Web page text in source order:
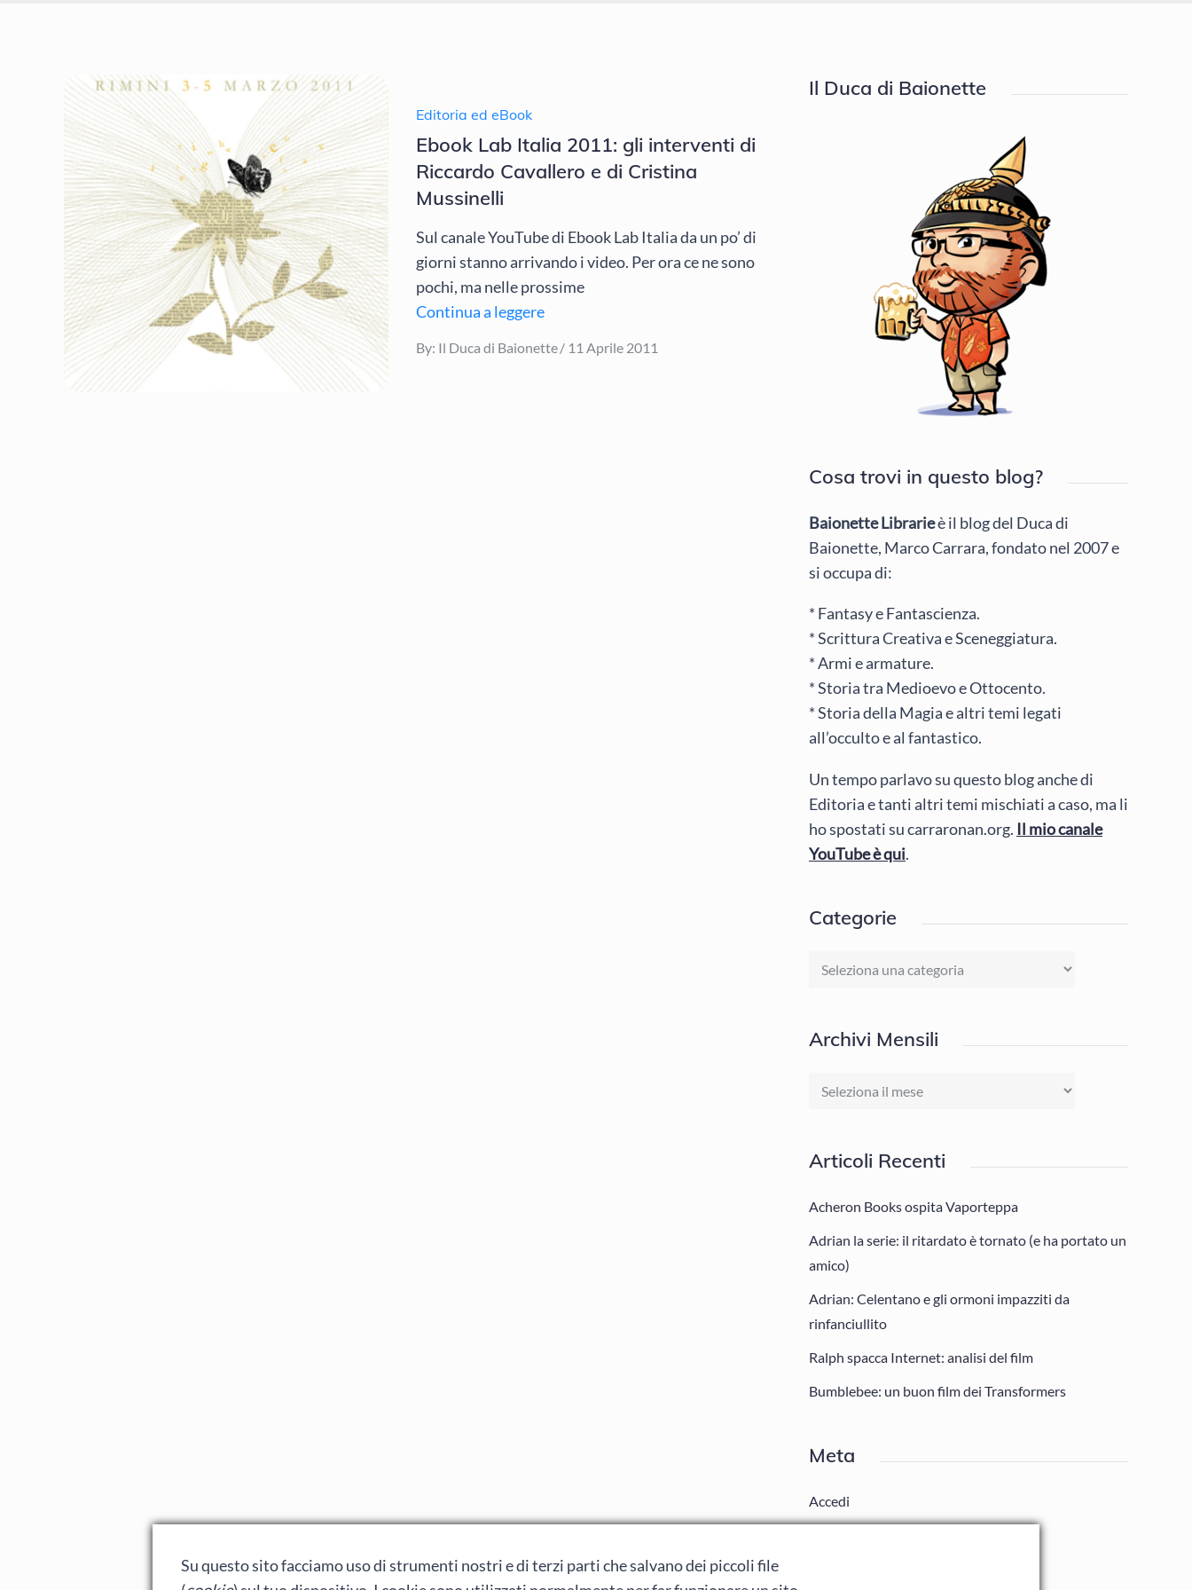
Editoria ed eBook
Ebook Lab Italia 2011: gli interventi di
Riccardo Cavallero e di Cristina
Mussinelli
Sul canale YouTube di Ebook Lab Italia da un po’ di
giorni stanno arrivando i video. Per ora ce ne sono
pochi, ma nelle prossime
Continua a leggere
By: Il Duca di Baionette
Posted
11 Aprile 2011
Il Duca di Baionette
Cosa trovi in questo blog?
Baionette Librarieè il blog del Duca di
Baionette, Marco Carrara, fondato nel 2007 e
si occupa di:
* Fantasy e Fantascienza.
* Scrittura Creativa e Sceneggiatura.
* Armi e armature.
* Storia tra Medioevo e Ottocento.
* Storia della Magia e altri temi legati
all’occulto e al fantastico.
Un tempo parlavo su questo blog anche di
Editoria e tanti altri temi mischiati a caso, ma li
ho spostati su carraronan.org. Il mio canale
YouTube è qui.
Categorie
Categorie
Archivi Mensili
Archivi
Articoli Recenti
Acheron Books ospita Vaporteppa
Adrian la serie: il ritardato è tornato (e ha portato un
amico)
Adrian: Celentano e gli ormoni impazziti da
rinfanciullito
Ralph spacca Internet: analisi del film
Bumblebee: un buon film dei Transformers
Meta
Accedi
Su questo sito facciamo uso di strumenti nostri e di terzi parti che salvano dei piccoli file